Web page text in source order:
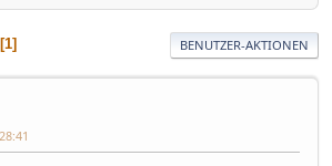
1 BENUTZER-AKTIONEN